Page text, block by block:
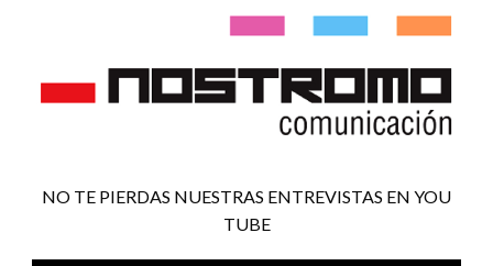
NO TE PIERDAS NUESTRAS ENTREVISTAS EN YOU
TUBE